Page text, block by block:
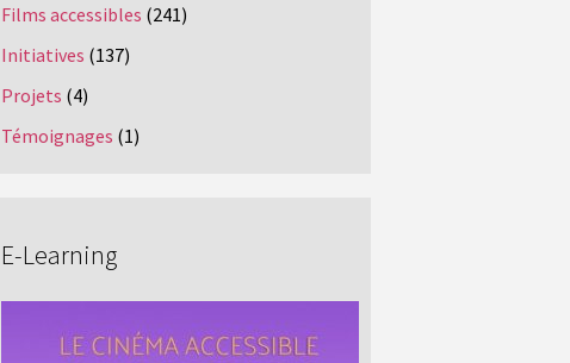
Films accessibles (241)
Initiatives (137)
Projets (4)
Témoignages (1)
E-Learning